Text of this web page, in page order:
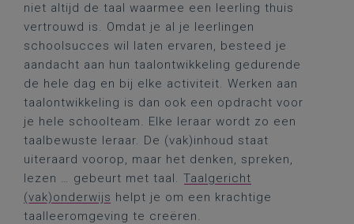
niet altijd de taal waarmee een leerling thuis
vertrouwd is. Omdat je al je leerlingen
schoolsucces wil laten ervaren, besteed je
aandacht aan hun taalontwikkeling gedurende
de hele dag en bij elke activiteit. Werken aan
taalontwikkeling is dan ook een opdracht voor
je hele schoolteam. Elke leraar wordt zo een
taalbewuste leraar. De (vak)inhoud staat
uiteraard voorop, maar het denken, spreken,
lezen … gebeurt met taal. Taalgericht
(vak)onderwijs helpt je om een krachtige
taalleeromgeving te creëren.